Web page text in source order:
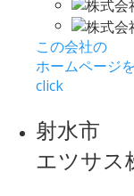
この会社の
ホームページ
click
射水市
エツサス